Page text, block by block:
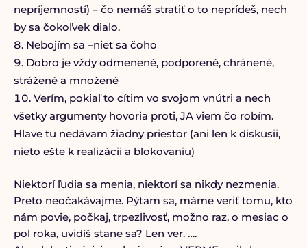
nepríjemností) – čo nemáš stratiť o to neprídeš, nech
by sa čokoľvek dialo.
Nebojím sa –niet sa čoho
Dobro je vždy odmenené, podporené, chránené,
strážené a množené
Verím, pokiaľ to cítim vo svojom vnútri a nech
všetky argumenty hovoria proti, JA viem čo robím.
Hlave tu nedávam žiadny priestor (ani len k diskusii,
nieto ešte k realizácii a blokovaniu)
Niektorí ľudia sa menia, niektorí sa nikdy nezmenia.
Preto neočakávajme. Pýtam sa, máme veriť tomu, kto
nám povie, počkaj, trpezlivosť, možno raz, o mesiac o
pol roka, uvidíš stane sa? Len ver. ….